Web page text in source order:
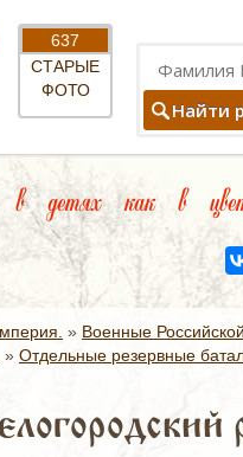
637
СТАРЫЕ
ФОТО
Найти
детях как в
» Военные
» Отдельные резервные